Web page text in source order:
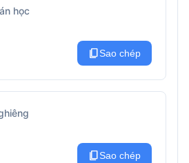
học
content_copySao chép
content_copySao chép